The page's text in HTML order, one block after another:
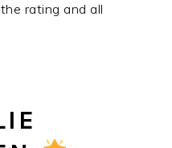
rating and all